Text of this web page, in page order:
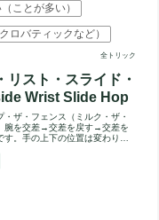
全トリック
ことが多い）
ロバティックなど）
リスト・スライド・
Wrist Slide Hop
・ザ・フェンス（ミルク・ザ・
腕を交差→交差を戻す→交差を
。手の上下の位置は変わりま